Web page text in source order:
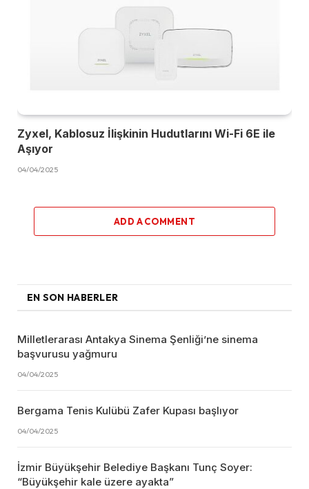
Zyxel, Kablosuz İlişkinin Hudutlarını Wi-Fi 6E ile
Aşıyor
04/04/2025
ADD A COMMENT
EN SON HABERLER
Milletlerarası Antakya Sinema Şenliği’ne sinema
başvurusu yağmuru
04/04/2025
Bergama Tenis Kulübü Zafer Kupası başlıyor
04/04/2025
İzmir Büyükşehir Belediye Başkanı Tunç Soyer:
“Büyükşehir kale üzere ayakta”